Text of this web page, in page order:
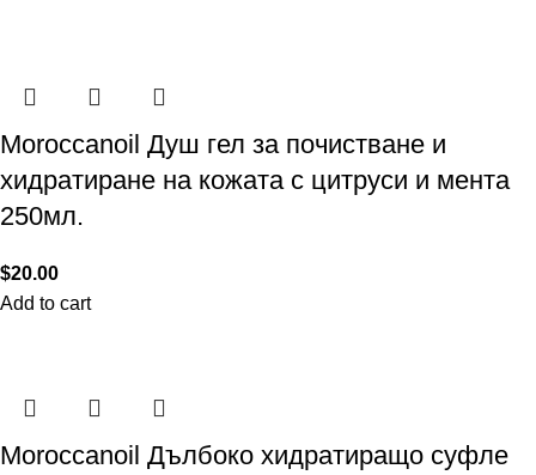
Moroccanoil Душ гел за почистване и
хидратиране на кожата с цитруси и мента
250мл.
$20.00
Add to cart
Moroccanoil Дълбоко хидратиращо суфле